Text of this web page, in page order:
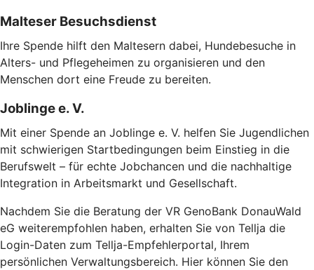
Malteser Besuchsdienst
Ihre Spende hilft den Maltesern dabei, Hundebesuche in
Alters- und Pflegeheimen zu organisieren und den
Menschen dort eine Freude zu bereiten.
Joblinge e. V.
Mit einer Spende an Joblinge e. V. helfen Sie Jugendlichen
mit schwierigen Startbedingungen beim Einstieg in die
Berufswelt – für echte Jobchancen und die nachhaltige
Integration in Arbeitsmarkt und Gesellschaft.
Nachdem Sie die Beratung der VR GenoBank DonauWald
eG weiterempfohlen haben, erhalten Sie von Tellja die
Login-Daten zum Tellja-Empfehlerportal, Ihrem
persönlichen Verwaltungsbereich. Hier können Sie den